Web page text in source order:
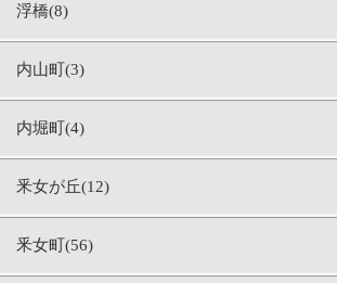
浮橋(8)
内山町(3)
内堀町(4)
釆女が丘(12)
釆女町(56)